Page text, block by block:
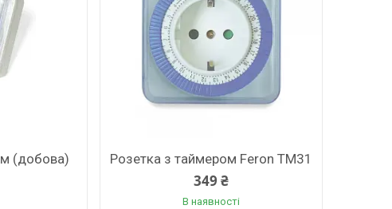
(добова)
Розетка з таймером Feron TM31
349 ₴
В наявності